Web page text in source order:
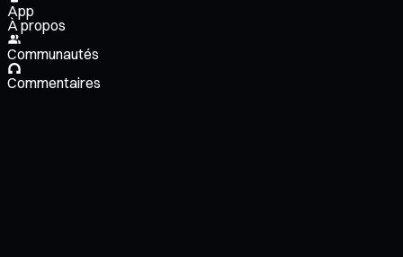
App
À propos
Communautés
Commentaires